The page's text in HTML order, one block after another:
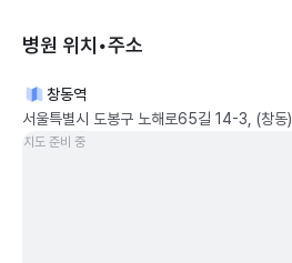
병원 위치•주소
창동역
서울특별시 도봉구 노해로65길 14-3, (창동)
지도 준비 중